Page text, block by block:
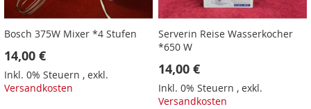
Bosch 375W Mixer *4 Stufen
14,00 €
Inkl. 0% Steuern , exkl.
Versandkosten
Serverin Reise Wasserkocher
*650 W
14,00 €
Inkl. 0% Steuern ,exkl.
Versandkosten